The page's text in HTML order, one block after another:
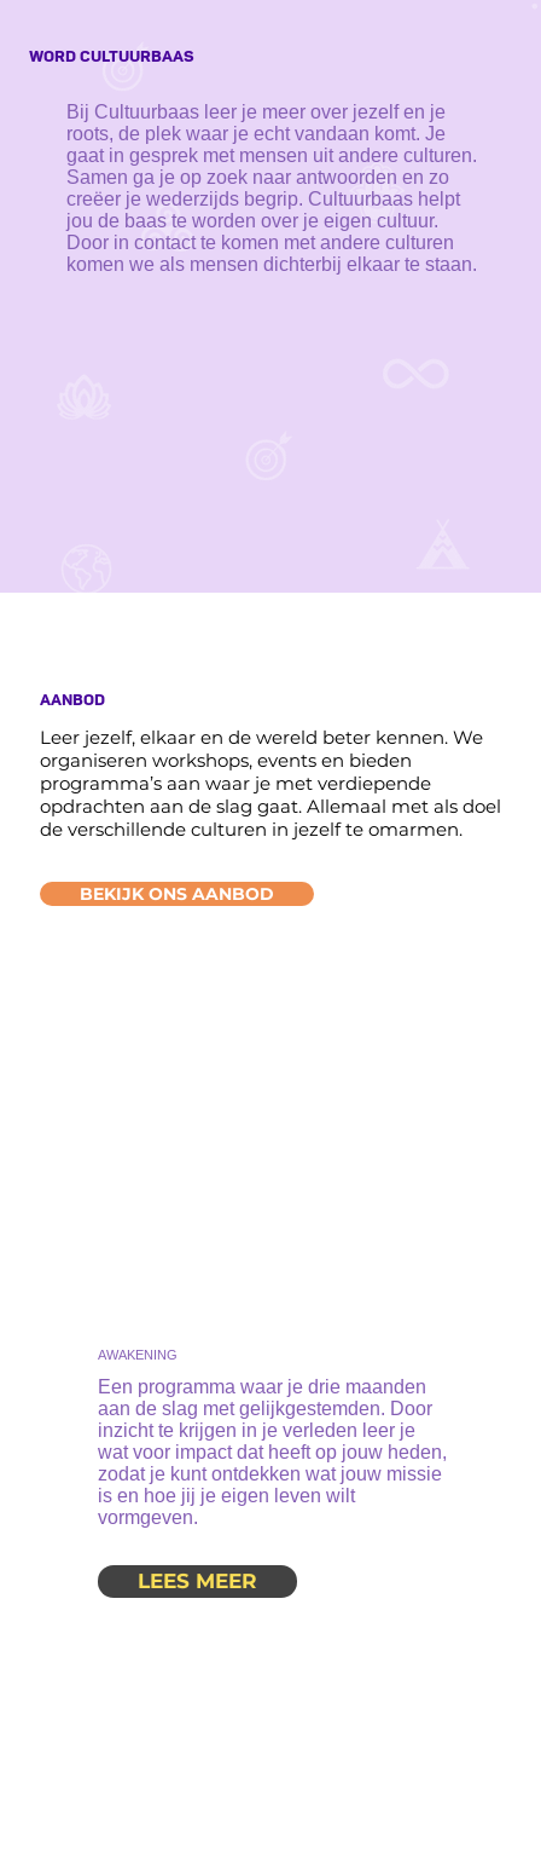
WORD CULTUURBAAS
Bij Cultuurbaas leer je meer over jezelf en je
roots, de plek waar je echt vandaan komt. Je
gaat in gesprek met mensen uit andere culturen.
Samen ga je op zoek naar antwoorden en zo
creëer je wederzijds begrip. Cultuurbaas helpt
jou de baas te worden over je eigen cultuur.
Door in contact te komen met andere culturen
komen we als mensen dichterbij elkaar te staan.
BEKIJK ONS AANBOD
Leer jezelf, elkaar en de wereld beter kennen. We
organiseren workshops, events en bieden
programma’s aan waar je met verdiepende
opdrachten aan de slag gaat. Allemaal met als doel
de verschillende culturen in jezelf te omarmen.
AANBOD
LEES MEER
Een programma waar je drie maanden
aan de slag met gelijkgestemden. Door
inzicht te krijgen in je verleden leer je
wat voor impact dat heeft op jouw heden,
zodat je kunt ontdekken wat jouw missie
is en hoe jij je eigen leven wilt
vormgeven.
AWAKENING